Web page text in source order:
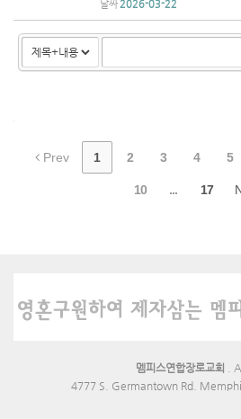
날짜 2026-03-22
Prev 1 2 3 4 5
10 ... 17
멤피스연합장로교회 .
4777 S. Germantown Rd.